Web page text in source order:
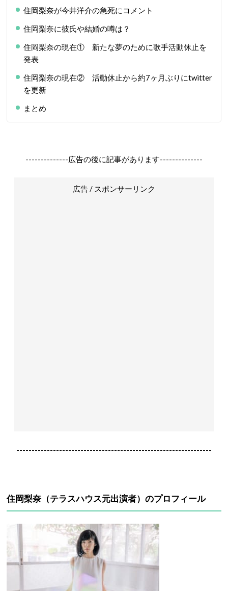
住岡梨奈が今井洋介の急死にコメント
住岡梨奈に彼氏や結婚の噂は？
住岡梨奈の現在① 新たな夢のために歌手活動休止を
発表
住岡梨奈の現在② 活動休止から約7ヶ月ぶりにtwitter
を更新
まとめ
--------------広告の後に記事があります--------------
広告 / スポンサーリンク
----------------------------------------------------------------
住岡梨奈（テラスハウス元出演者）のプロフィール